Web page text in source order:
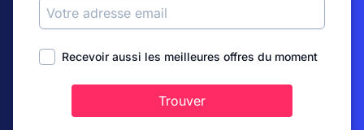
Recevoir aussi les meilleures offres du moment
Trouver